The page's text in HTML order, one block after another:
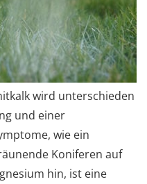
wird unterschieden
und einer
wie ein
Koniferen auf
hin, ist eine